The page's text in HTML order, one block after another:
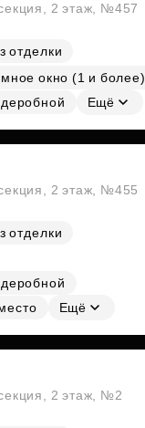
2 этаж, №457
отделки
окно (1 и более)
Ещё
2 этаж, №455
отделки
Ещё
2 этаж, №2